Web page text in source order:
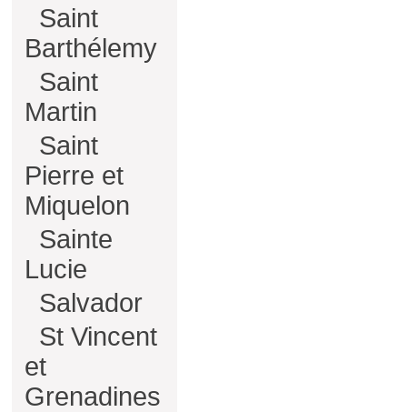
Saint
Barthélemy
Saint
Martin
Saint
Pierre et
Miquelon
Sainte
Lucie
Salvador
St Vincent
et
Grenadines